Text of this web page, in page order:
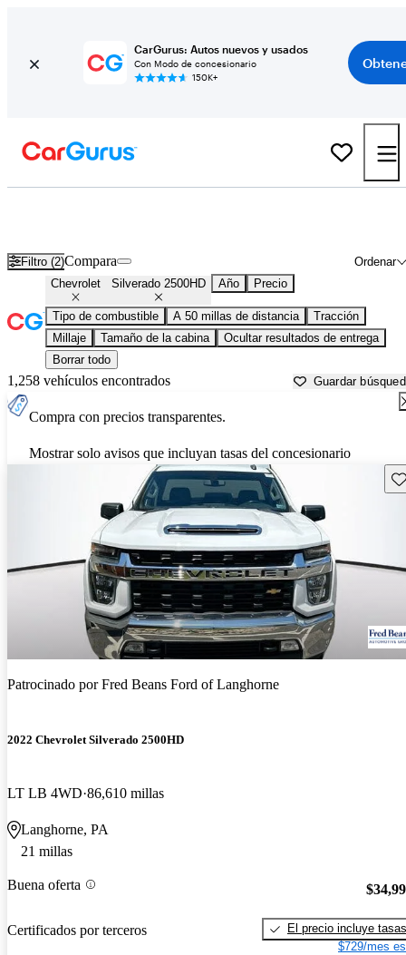
CarGurus: Autos nuevos y usados
Con Modo de concesionario
150K+
Filtro (2) Ordenar
Compara
Chevrolet Silverado 2500HD Año Precio
Tipo de combustible A 50 millas de distancia
Tracción
Millaje
Tamaño de la cabina
Ocultar resultados de entrega
Borrar todo
1,258 vehículos encontrados Guardar
Compra con precios transparentes.
Mostrar solo avisos que incluyan tasas del concesionario
Patrocinado porFred Beans Ford of Langhorne
2022 Chevrolet Silverado 2500HD
LT LB 4WD 86,610 millas
Langhorne, PA
21 millas
Buena oferta
Certificados por terceros
El precio incluye tasas
$729/mes